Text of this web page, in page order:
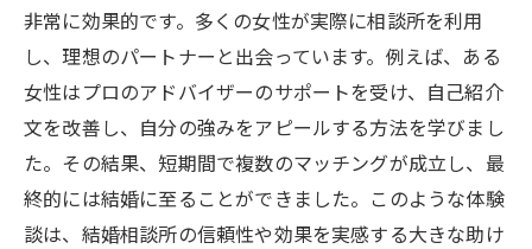
非常に効果的です。多くの女性が実際に相談所を利用
し、理想のパートナーと出会っています。例えば、ある
女性はプロのアドバイザーのサポートを受け、自己紹介
文を改善し、自分の強みをアピールする方法を学びまし
た。その結果、短期間で複数のマッチングが成立し、最
終的には結婚に至ることができました。このような体験
談は、結婚相談所の信頼性や効果を実感する大きな助け